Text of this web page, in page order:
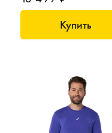
Купить